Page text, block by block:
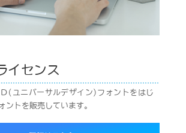
イセンス
(ユニバーサルデザイン)フォントをはじ
ントを販売しています。